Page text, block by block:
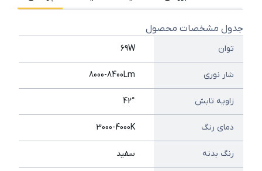
جدول مشخصات محصول
توان 69W
شار نوری 8000-8400Lm
زاویه تابش 42°
دمای رنگ 3000-4000K
رنگ بدنه سفید